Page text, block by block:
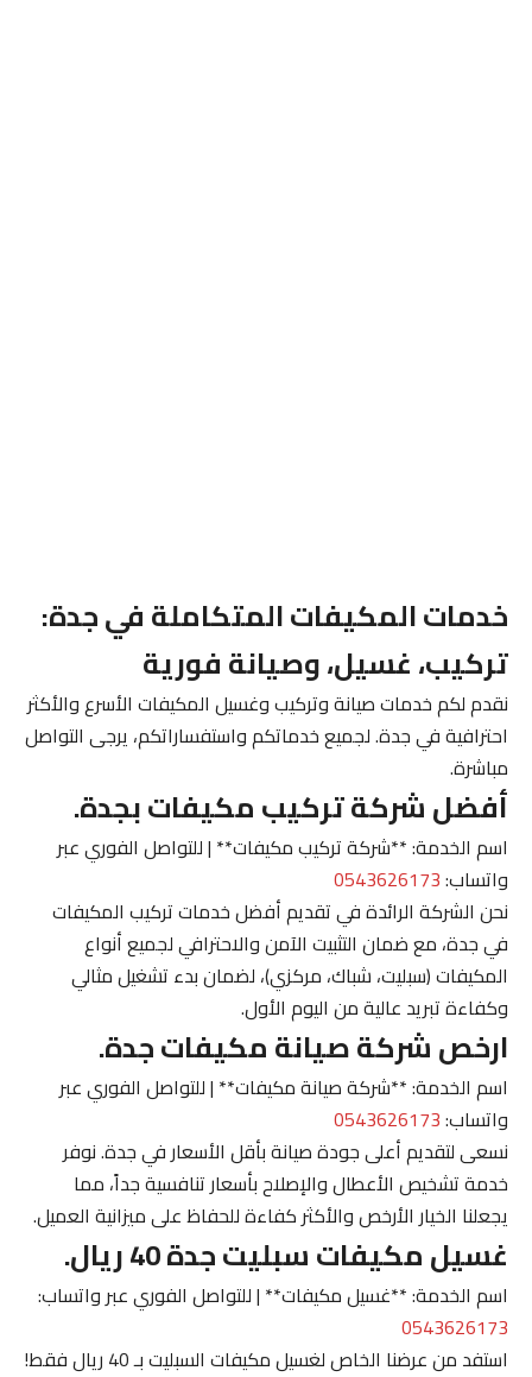
خدمات المكيفات المتكاملة في جدة:
تركيب، غسيل، وصيانة فورية
نقدم لكم خدمات صيانة وتركيب وغسيل المكيفات الأسرع والأكثر
احترافية في جدة. لجميع خدماتكم واستفساراتكم، يرجى التواصل
مباشرة.
أفضل شركة تركيب مكيفات بجدة.
اسم الخدمة: **شركة تركيب مكيفات** | للتواصل الفوري عبر
واتساب:0543626173
نحن الشركة الرائدة في تقديم أفضل خدمات تركيب المكيفات
في جدة، مع ضمان التثبيت الآمن والاحترافي لجميع أنواع
المكيفات (سبليت، شباك، مركزي)، لضمان بدء تشغيل مثالي
وكفاءة تبريد عالية من اليوم الأول.
ارخص شركة صيانة مكيفات جدة.
اسم الخدمة: **شركة صيانة مكيفات** | للتواصل الفوري عبر
واتساب:0543626173
نسعى لتقديم أعلى جودة صيانة بأقل الأسعار في جدة. نوفر
خدمة تشخيص الأعطال والإصلاح بأسعار تنافسية جداً، مما
يجعلنا الخيار الأرخص والأكثر كفاءة للحفاظ على ميزانية العميل.
غسيل مكيفات سبليت جدة 40 ريال.
اسم الخدمة: **غسيل مكيفات** | للتواصل الفوري عبر واتساب:
0543626173
استفد من عرضنا الخاص لغسيل مكيفات السبليت بـ 40 ريال فقط!